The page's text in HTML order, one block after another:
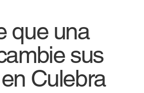
que una
sus
Culebra